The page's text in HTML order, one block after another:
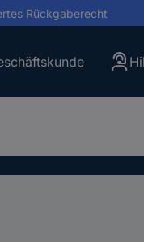
Rückgaberecht